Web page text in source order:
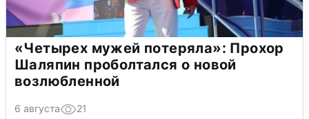
«Четырех мужей потеряла»: Прохор
Шаляпин проболтался о новой
возлюбленной
6 августа 21